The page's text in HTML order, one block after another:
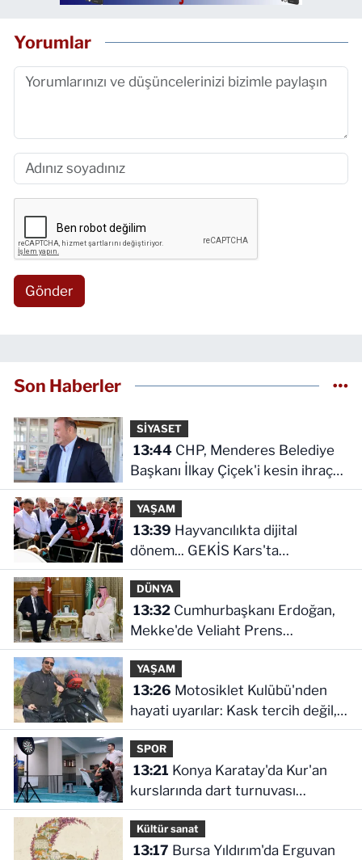
Yorumlar
Gönder
Son Haberler
SİYASET
13:44CHP, Menderes Belediye
Başkanı İlkay Çiçek'i kesin ihraç
talebiyle disipline sevk etti
YAŞAM
13:39
dönem... GEKİS Kars'ta
uygulamaya alındı
DÜNYA
13:32Cumhurbaşkanı Erdoğan,
Mekke'de Veliaht Prens
Muhammed bin Selman ile
görüştü
YAŞAM
13:26
hayati uyarılar: Kask tercih değil,
zorunluluktur
SPOR
13:21
kurslarında dart turnuvası
heyecanı
Kültür sanat
13:17